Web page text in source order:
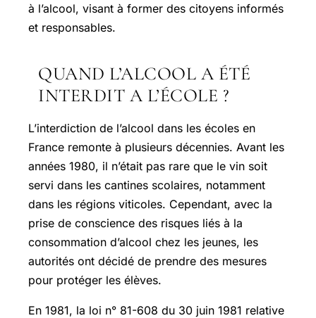
à l’alcool, visant à former des citoyens informés
et responsables.
QUAND L’ALCOOL A ÉTÉ
INTERDIT A L’ÉCOLE ?
L’interdiction de l’alcool dans les écoles en
France remonte à plusieurs décennies. Avant les
années 1980, il n’était pas rare que le vin soit
servi dans les cantines scolaires, notamment
dans les régions viticoles. Cependant, avec la
prise de conscience des risques liés à la
consommation d’alcool chez les jeunes, les
autorités ont décidé de prendre des mesures
pour protéger les élèves.
En 1981, la loi n° 81-608 du 30 juin 1981 relative